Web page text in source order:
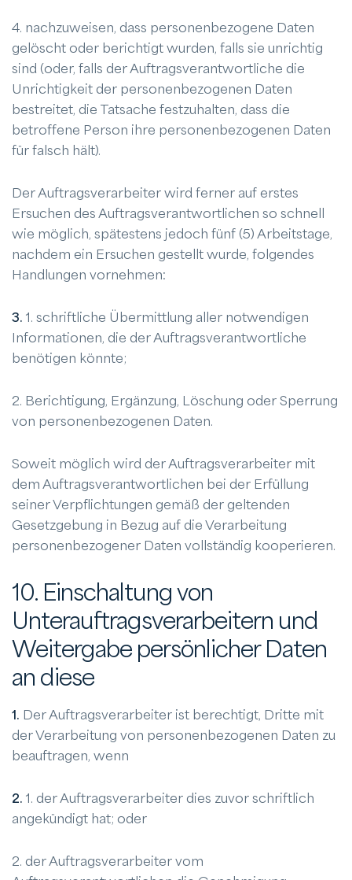
4. nachzuweisen, dass personenbezogene Daten
gelöscht oder berichtigt wurden, falls sie unrichtig
sind (oder, falls der Auftragsverantwortliche die
Unrichtigkeit der personenbezogenen Daten
bestreitet, die Tatsache festzuhalten, dass die
betroffene Person ihre personenbezogenen Daten
für falsch hält).
Der Auftragsverarbeiter wird ferner auf erstes
Ersuchen des Auftragsverantwortlichen so schnell
wie möglich, spätestens jedoch fünf (5) Arbeitstage,
nachdem ein Ersuchen gestellt wurde, folgendes
Handlungen vornehmen:
3. 1. schriftliche Übermittlung aller notwendigen
Informationen, die der Auftragsverantwortliche
benötigen könnte;
2. Berichtigung, Ergänzung, Löschung oder Sperrung
von personenbezogenen Daten.
Soweit möglich wird der Auftragsverarbeiter mit
dem Auftragsverantwortlichen bei der Erfüllung
seiner Verpflichtungen gemäß der geltenden
Gesetzgebung in Bezug auf die Verarbeitung
personenbezogener Daten vollständig kooperieren.
10. Einschaltung von
Unterauftragsverarbeitern und
Weitergabe persönlicher Daten
an diese
1. Der Auftragsverarbeiter ist berechtigt, Dritte mit
der Verarbeitung von personenbezogenen Daten zu
beauftragen, wenn
2. 1. der Auftragsverarbeiter dies zuvor schriftlich
angekündigt hat; oder
2. der Auftragsverarbeiter vom